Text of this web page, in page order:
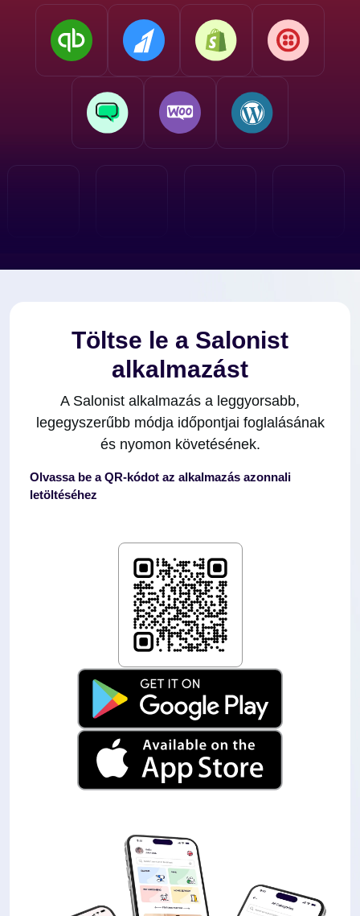
Töltse le a Salonist
alkalmazást
A Salonist alkalmazás a leggyorsabb,
legegyszerűbb módja időpontjai foglalásának
és nyomon követésének.
Olvassa be a QR-kódot az alkalmazás azonnali
letöltéséhez